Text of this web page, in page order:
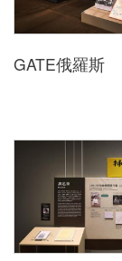
GATE俄羅斯